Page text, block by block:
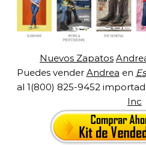
Nuevos Zapatos
Puedes vender Andrea en
al 1(800) 825-9452
Inc